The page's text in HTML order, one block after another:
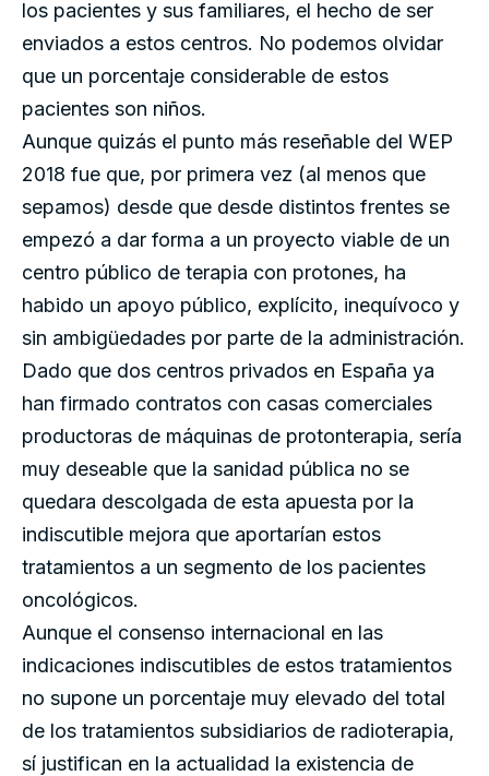
los pacientes y sus familiares, el hecho de ser
enviados a estos centros. No podemos olvidar
que un porcentaje considerable de estos
pacientes son niños.
Aunque quizás el punto más reseñable del WEP
2018 fue que, por primera vez (al menos que
sepamos) desde que desde distintos frentes se
empezó a dar forma a un proyecto viable de un
centro público de terapia con protones, ha
habido un apoyo público, explícito, inequívoco y
sin ambigüedades por parte de la administración.
Dado que dos centros privados en España ya
han firmado contratos con casas comerciales
productoras de máquinas de protonterapia, sería
muy deseable que la sanidad pública no se
quedara descolgada de esta apuesta por la
indiscutible mejora que aportarían estos
tratamientos a un segmento de los pacientes
oncológicos.
Aunque el consenso internacional en las
indicaciones indiscutibles de estos tratamientos
no supone un porcentaje muy elevado del total
de los tratamientos subsidiarios de radioterapia,
sí justifican en la actualidad la existencia de